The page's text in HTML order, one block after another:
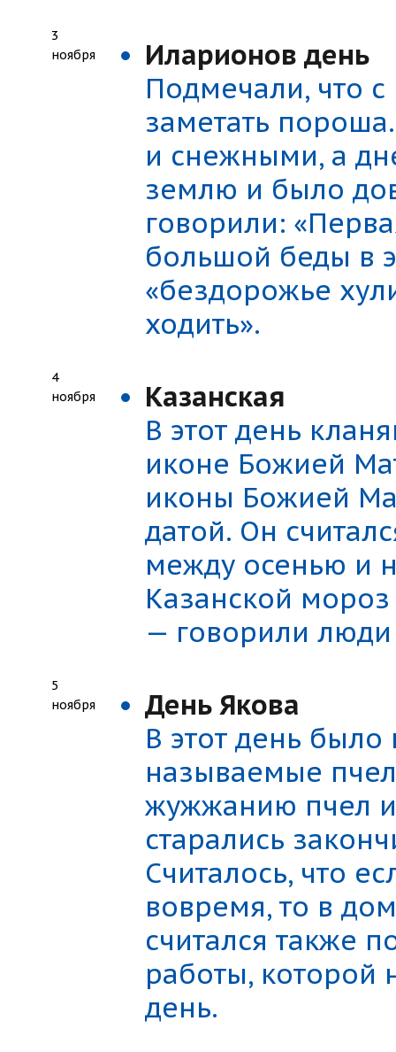
3
ноября
Иларионов день
Подмечали, что
заметать
и снежными, а
землю и было
говорили:
большой беды в
«бездорожье
ходить».
4
ноября
Казанская
В этот день
иконе Божией
иконы Божией
датой. Он
между осенью и
Казанской мороз
— говорили люди
5
ноября
День Якова
В этот день было
называемые
жужжанию пчел и
старались
Считалось, что
вовремя, то в
считался также
работы, которой
день.